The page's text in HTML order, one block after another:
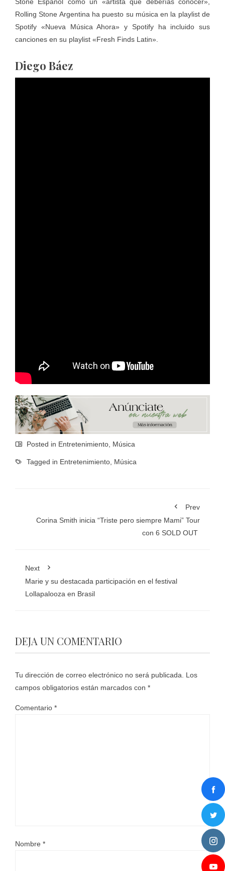
Rolling Stone Argentina ha puesto su música en la playlist de
Spotify «Nueva Música Ahora» y Spotify ha incluido sus
canciones en su playlist «Fresh Finds Latin».
Diego Báez
Posted in Entretenimiento, Música
Tagged in Entretenimiento, Música
Prev
Corina Smith inicia “Triste pero siempre Mami” Tour
con 6 SOLD OUT
Next
Marie y su destacada participación en el festival
Lollapalooza en Brasil
DEJA UN COMENTARIO
Tu dirección de correo electrónico no será publicada. Los
campos obligatorios están marcados con *
Comentario *
Nombre *